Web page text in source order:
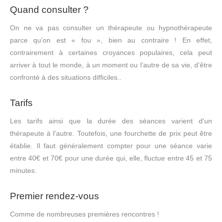
Quand consulter ?
On ne va pas consulter un thérapeute ou hypnothérapeute
parce qu’on est « fou », bien au contraire ! En effet,
contrairement à certaines croyances populaires, cela peut
arriver à tout le monde, à un moment ou l’autre de sa vie, d’être
confronté à des situations difficiles..
Tarifs
Les tarifs ainsi que la durée des séances varient d'un
thérapeute à l'autre. Toutefois, une fourchette de prix peut être
établie. Il faut généralement compter pour une séance varie
entre 40€ et 70€ pour une durée qui, elle, fluctue entre 45 et 75
minutes.
Premier rendez-vous
Comme de nombreuses premières rencontres !